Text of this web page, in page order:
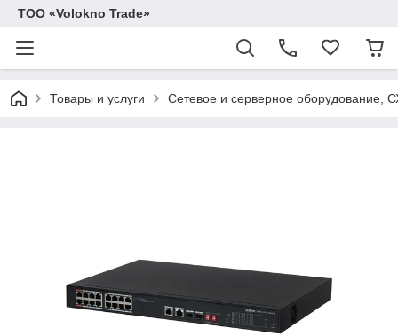
ТОО «Volokno Trade»
Товары и услуги Сетевое и серверное оборудование,